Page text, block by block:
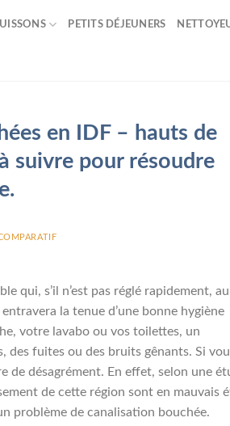
PETITS DÉJEUNERS
en IDF – hauts de
suivre pour résoudre
qui, s’il n’est pas réglé rapidement,
la tenue d’une bonne hygiène
votre lavabo ou vos toilettes, un
des fuites ou des bruits gênants. Si
de désagrément. En effet, selon une
de cette région sont en mauvais
problème de canalisation bouchée.